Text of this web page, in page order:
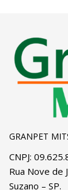
GRANPET
CNPJ:
Rua Nove de
Suzano – SP.